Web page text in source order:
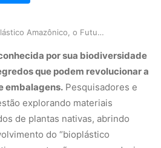
Bioplástico Amazônico, o Futuro Sustentável da …
por sua biodiversidade
que podem revolucionar a
embalagens. Pesquisadores e
explorando materiais
de plantas nativas, abrindo
do “bioplástico